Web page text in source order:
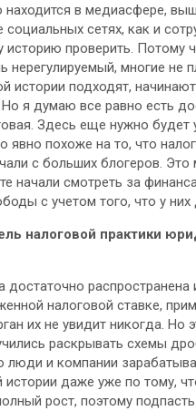
находится в медиасфере,
сетях, как и
историю проверить.
многие не
истории подходят,
я думаю все равно есть
Здесь еще нужно будет
явно похоже на то, что
с больших блогеров.
начали смотреть за
с учетом того, что у
налоговой практики
налоговой ставке,
их не увидит никогда.
раскрывать схемы
люди и компании
истории даже уже по тому,
рост, поэтому